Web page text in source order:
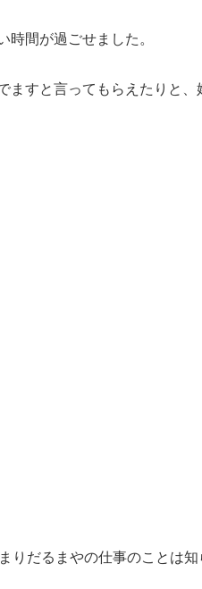
間が過ごせました。
すと言ってもらえたりと
だるまやの仕事のことは知